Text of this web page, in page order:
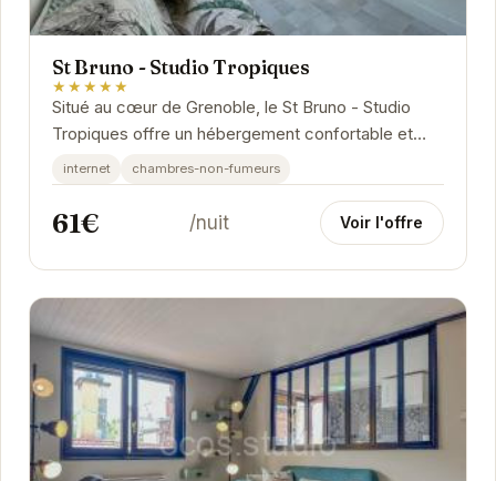
St Bruno - Studio Tropiques
★★★★★
Situé au cœur de Grenoble, le St Bruno - Studio
Tropiques offre un hébergement confortable et
élégant avec une décoration exotique. À...
internet chambres-non-fumeurs
61€ /nuit Voir l'offre